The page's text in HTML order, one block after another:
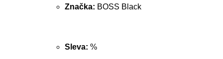
Značka: BOSS Black
Sleva: %